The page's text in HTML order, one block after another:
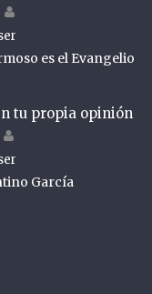
es el Evangelio
tu propia opinión
García